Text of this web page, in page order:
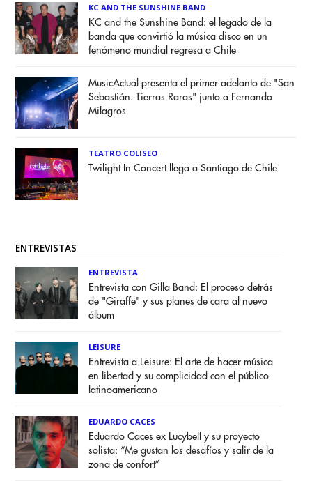
KC AND THE SUNSHINE BAND
KC and the Sunshine Band: el legado de la
banda que convirtió la música disco en un
fenómeno mundial regresa a Chile
MusicActual presenta el primer adelanto de "San
Sebastián. Tierras Raras" junto a Fernando
Milagros
TEATRO COLISEO
Twilight In Concert llega a Santiago de Chile
ENTREVISTAS
ENTREVISTA
Entrevista con Gilla Band: El proceso detrás
de "Giraffe" y sus planes de cara al nuevo
álbum
LEISURE
Entrevista a Leisure: El arte de hacer música
en libertad y su complicidad con el público
latinoamericano
EDUARDO CACES
Eduardo Caces ex Lucybell y su proyecto
solista: “Me gustan los desafíos y salir de la
zona de confort”